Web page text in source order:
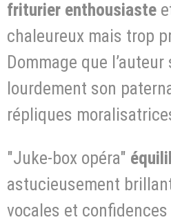
friturier enthousiaste
chaleureux mais trop
Dommage que
lourdement son
répliques
"Juke-box opéra"
astucieusement
vocales et